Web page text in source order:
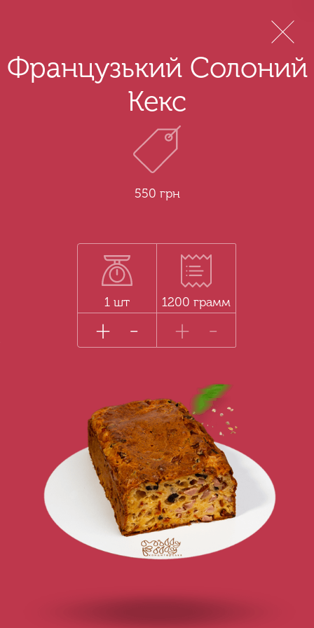
Французький Солоний
Кекс
1 шт
+ -
1200 грамм
+ -
550 грн